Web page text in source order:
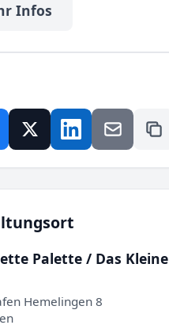
Infos
Palette / Das Kleine
Hemelingen 8